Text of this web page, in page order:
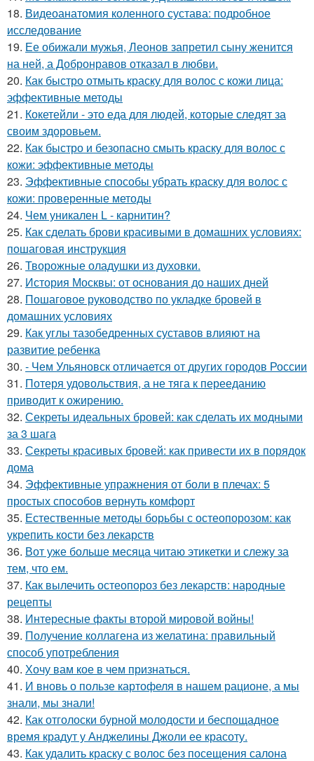
18. Видеоанатомия коленного сустава: подробное
исследование
19. Ее обижали мужья, Леонов запретил сыну женится
на ней, а Добронравов отказал в любви.
20. Как быстро отмыть краску для волос с кожи лица:
эффективные методы
21. Кокетейли - это еда для людей, которые следят за
своим здоровьем.
22. Как быстро и безопасно смыть краску для волос с
кожи: эффективные методы
23. Эффективные способы убрать краску для волос с
кожи: проверенные методы
24. Чем уникален L - карнитин?
25. Как сделать брови красивыми в домашних условиях:
пошаговая инструкция
26. Творожные оладушки из духовки.
27. История Москвы: от основания до наших дней
28. Пошаговое руководство по укладке бровей в
домашних условиях
29. Как углы тазобедренных суставов влияют на
развитие ребенка
30. - Чем Ульяновск отличается от других городов России
31. Потеря удовольствия, а не тяга к перееданию
приводит к ожирению.
32. Секреты идеальных бровей: как сделать их модными
за 3 шага
33. Секреты красивых бровей: как привести их в порядок
дома
34. Эффективные упражнения от боли в плечах: 5
простых способов вернуть комфорт
35. Естественные методы борьбы с остеопорозом: как
укрепить кости без лекарств
36. Вот уже больше месяца читаю этикетки и слежу за
тем, что ем.
37. Как вылечить остеопороз без лекарств: народные
рецепты
38. Интересные факты второй мировой войны!
39. Получение коллагена из желатина: правильный
способ употребления
40. Хочу вам кое в чем признаться.
41. И вновь о пользе картофеля в нашем рационе, а мы
знали, мы знали!
42. Как отголоски бурной молодости и беспощадное
время крадут у Анджелины Джоли ее красоту.
43. Как удалить краску с волос без посещения салона